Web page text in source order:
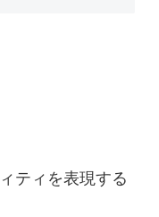
ティを表現する